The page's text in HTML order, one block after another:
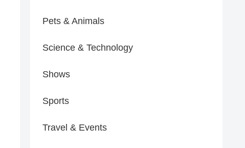
Pets & Animals
Science & Technology
Shows
Sports
Travel & Events